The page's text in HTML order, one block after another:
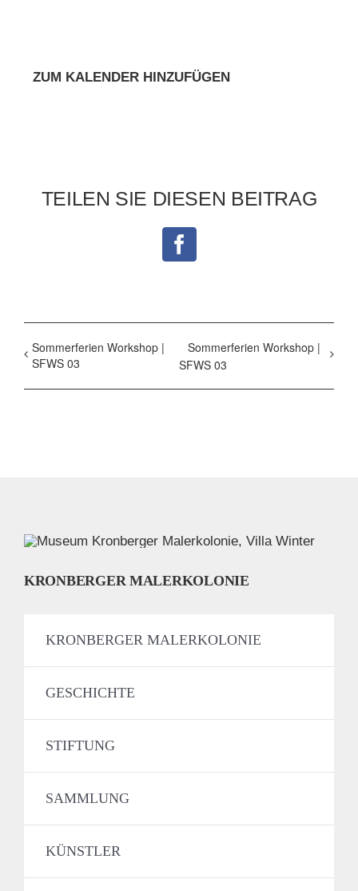
ZUM KALENDER HINZUFÜGEN
TEILEN SIE DIESEN BEITRAG
Facebook
Sommerferien Workshop |
SFWS 03
Sommerferien Workshop |
SFWS 03
KRONBERGER MALERKOLONIE
KRONBERGER MALERKOLONIE
GESCHICHTE
STIFTUNG
SAMMLUNG
KÜNSTLER